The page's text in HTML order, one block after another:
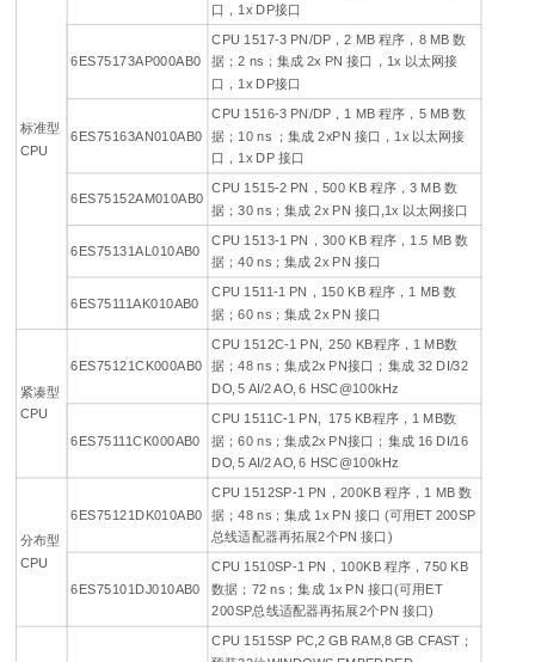
标准型
CPU
口，1x DP接口
6ES75173AP000AB0
CPU 1517-3 PN/DP，2 MB 程序，8 MB 数
据；2 ns；集成 2x PN 接口，1x 以太网接
口，1x DP接口
6ES75163AN010AB0
CPU 1516-3 PN/DP，1 MB 程序，5 MB 数
据；10 ns ；集成 2xPN 接口，1x 以太网接
口，1x DP 接口
6ES75152AM010AB0
CPU 1515-2 PN，500 KB 程序，3 MB 数
据；30 ns；集成 2x PN 接口,1x 以太网接口
6ES75131AL010AB0
CPU 1513-1 PN，300 KB 程序，1.5 MB 数
据；40 ns；集成 2x PN 接口
6ES75111AK010AB0
CPU 1511-1 PN，150 KB 程序，1 MB 数
据；60 ns；集成 2x PN 接口
紧凑型
CPU
6ES75121CK000AB0
CPU 1512C-1 PN, 250 KB程序，1 MB数
据；48 ns；集成2x PN接口；集成 32 DI/32
DO, 5 AI/2 AO, 6 HSC@100kHz
6ES75111CK000AB0
CPU 1511C-1 PN, 175 KB程序，1 MB数
据；60 ns；集成2x PN接口；集成 16 DI/16
DO, 5 AI/2 AO, 6 HSC@100kHz
分布型
CPU
6ES75121DK010AB0
CPU 1512SP-1 PN，200KB 程序，1 MB 数
据；48 ns；集成 1x PN 接口 (可用ET 200SP
总线适配器再拓展2个PN 接口)
6ES75101DJ010AB0
CPU 1510SP-1 PN，100KB 程序，750 KB
数据；72 ns；集成 1x PN 接口(可用ET
200SP总线适配器再拓展2个PN 接口)
CPU 1515SP PC,2 GB RAM,8 GB CFAST；